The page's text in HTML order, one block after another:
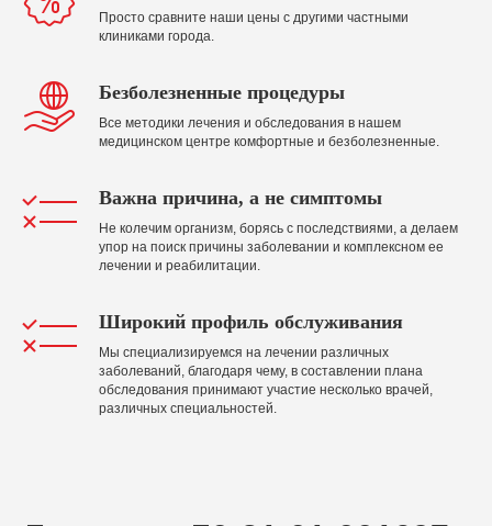
Просто сравните наши цены с другими частными
клиниками города.
Безболезненные процедуры
Все методики лечения и обследования в нашем
медицинском центре комфортные и безболезненные.
Важна причина, а не симптомы
Не колечим организм, борясь с последствиями, а делаем
упор на поиск причины заболевании и комплексном ее
лечении и реабилитации.
Широкий профиль обслуживания
Мы специализируемся на лечении различных
заболеваний, благодаря чему, в составлении плана
обследования принимают участие несколько врачей,
различных специальностей.